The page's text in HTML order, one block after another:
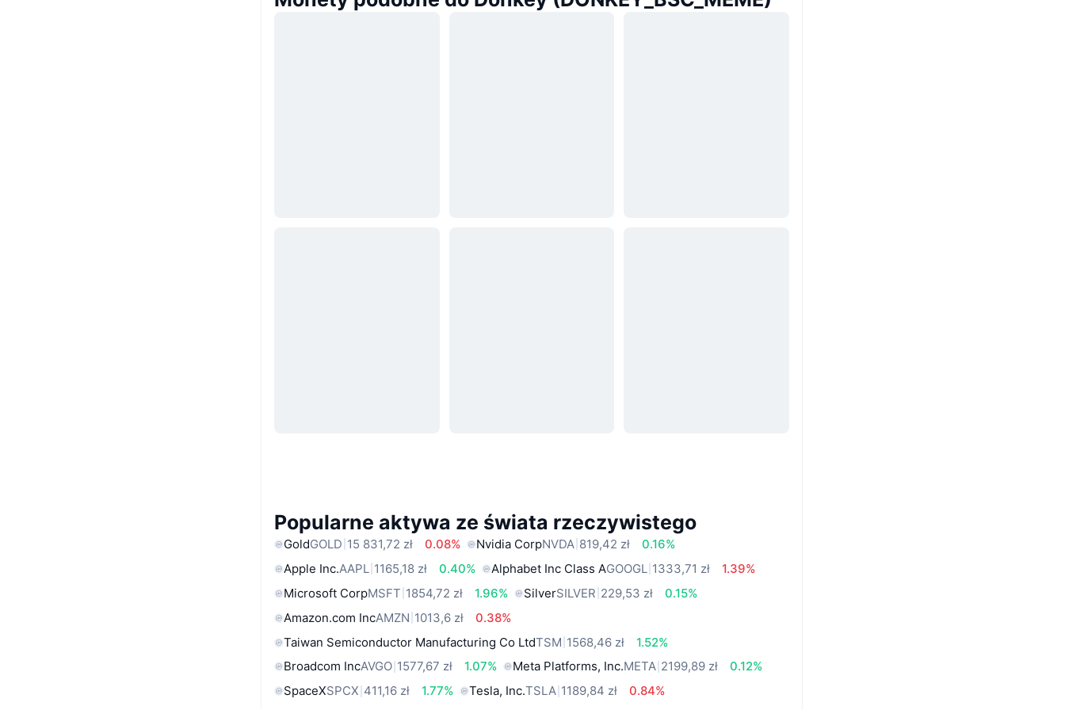
Popularne aktywa ze świata rzeczywistego
GoldGOLD 15 831,72 zł 0.08% Nvidia CorpNVDA 819,42 zł
0.16%
Apple Inc.AAPL 1165,18 zł 0.40% Alphabet Inc Class AGOOGL 1333,71 zł
1.39%
Microsoft CorpMSFT 1854,72 zł 1.96% SilverSILVER 229,53 zł
0.15%
Amazon.com IncAMZN 1013,6 zł
0.38%
Taiwan Semiconductor Manufacturing Co LtdTSM 1568,46 zł
1.52%
Broadcom IncAVGO 1577,67 zł 1.07% Meta Platforms, Inc.META 2199,89 zł
0.12%
SpaceXSPCX 411,16 zł 1.77% Tesla, Inc.TSLA 1189,84 zł
0.84%